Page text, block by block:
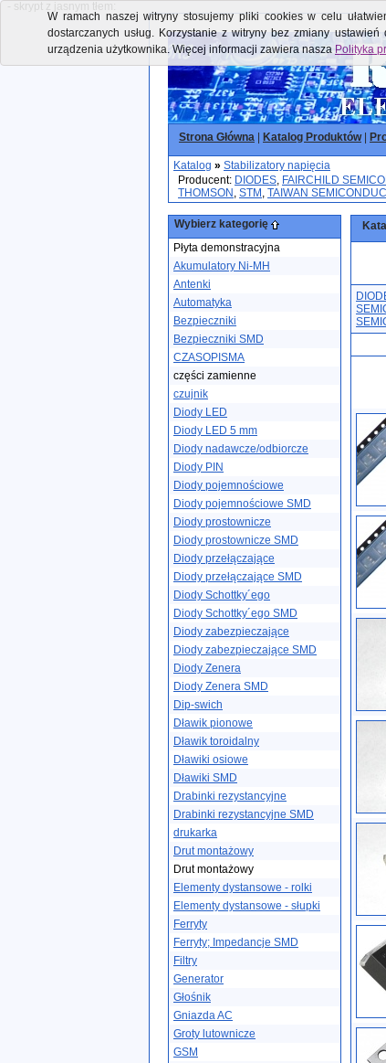
- skrypt z jasnym tłem:
Strona Główna Katalog Produktów|
Katalog » Stabilizatory napięcia
Producent: DIODES, FAIRCHILD
THOMSON , STM , TAIWAN
Wybierz kategorię
Płyta demonstracyjna
Akumulatory Ni-MH
Antenki
Automatyka
Bezpieczniki
Bezpieczniki SMD
CZASOPISMA
części zamienne
czujnik
Diody LED
Diody LED 5 mm
Diody nadawcze/odbiorcze
Diody PIN
Diody pojemnościowe
Diody pojemnościowe SMD
Diody prostownicze
Diody prostownicze SMD
Diody przełączające
Diody przełączające SMD
Diody Schottky´ego
Diody Schottky´ego SMD
Diody zabezpieczające
Diody zabezpieczające SMD
Diody Zenera
Diody Zenera SMD
Dip-swich
Dławik pionowe
Dławik toroidalny
Dławiki osiowe
Dławiki SMD
Drabinki rezystancyjne
Drabinki rezystancyjne SMD
drukarka
Drut montażowy
Drut montażowy
Elementy dystansowe - rolki
Elementy dystansowe - słupki
Ferryty
Ferryty; Impedancje SMD
Filtry
Generator
Głośnik
Gniazda AC
Groty lutownicze
GSM
W ramach naszej witryny stosujemy pliki cookies w celu
dostarczanych usług. Korzystanie z witryny bez zmiany
urządzenia użytkownika. Więcej informacji zawiera nasza Polityka